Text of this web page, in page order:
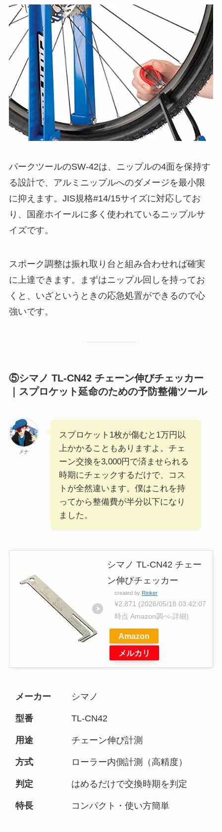
パークツールのSW-42は、ニップルの4面を保持す
る設計で、アルミニップルへのダメージを最小限
に抑えます。JIS規格#14/15サイズに対応してお
り、国産ホイールに多く使われているニップルサ
イズです。
スポーク調整は振れ取り台と組み合わせれば確実
に上達できます。まずはニップル回しを持ってお
くと、いざというときの応急処置ができるので心
強いです。
⑤シマノ TL-CN42 チェーン伸びチェッカー
｜スプロケット延命のための予防整備ツール
メナ
スプロケット1枚が傷むと1万円以
上かかることもありますよ。チェ
ーン交換を3,000円で済ませられる
時期にチェックするだけで、コス
トが全然違います。僕はこれを持
ってから整備費が半分以下になり
ました。
シマノ TL-CN42 チェー
ン伸びチェッカー
created by Rinker
¥2,871 (2026/05/18 03:42:07
時点 Amazon調べ-詳細)
Amazon
メルカリ
メーカー シマノ
型番 TL-CN42
用途 チェーン伸び計測
方式 ローラー内側計測（高精度）
判定 はめるだけで交換時期を判定
特長 コンパクト・使い方簡単